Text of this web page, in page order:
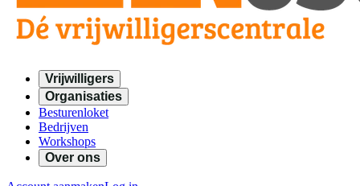
Vrijwilligers
Organisaties
Besturenloket
Bedrijven
Workshops
Over ons